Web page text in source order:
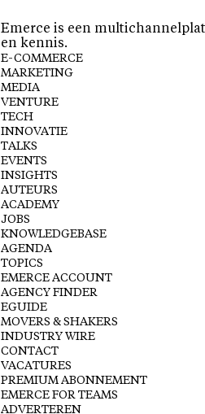
Emerce is een
en kennis.
E-COMMERCE
MARKETING
MEDIA
VENTURE
TECH
INNOVATIE
TALKS
EVENTS
INSIGHTS
AUTEURS
ACADEMY
JOBS
KNOWLEDGEBASE
AGENDA
TOPICS
EMERCE ACCOUNT
AGENCY FINDER
EGUIDE
MOVERS & SHAKERS
INDUSTRY WIRE
CONTACT
VACATURES
PREMIUM ABONNEMENT
EMERCE FOR TEAMS
ADVERTEREN